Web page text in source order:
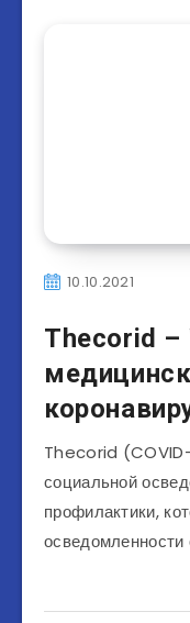
10.10.2021
Thecorid –
Thecorid
социальной
профилактики,
осведомленности